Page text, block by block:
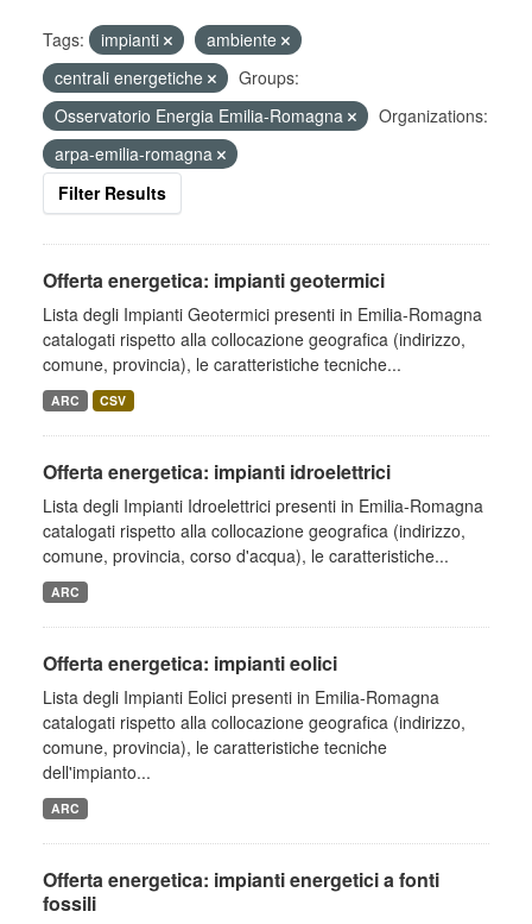
Tags: impianti
ambiente
centrali energetiche
Groups:
Osservatorio Energia Emilia-Romagna
Organizations:
arpa-emilia-romagna
Filter Results
Offerta energetica: impianti geotermici
Lista degli Impianti Geotermici presenti in Emilia-Romagna
catalogati rispetto alla collocazione geografica (indirizzo,
comune, provincia), le caratteristiche tecniche...
ARC CSV
Offerta energetica: impianti idroelettrici
Lista degli Impianti Idroelettrici presenti in Emilia-Romagna
catalogati rispetto alla collocazione geografica (indirizzo,
comune, provincia, corso d'acqua), le caratteristiche...
ARC
Offerta energetica: impianti eolici
Lista degli Impianti Eolici presenti in Emilia-Romagna
catalogati rispetto alla collocazione geografica (indirizzo,
comune, provincia), le caratteristiche tecniche
dell'impianto...
ARC
Offerta energetica: impianti energetici a fonti
fossili